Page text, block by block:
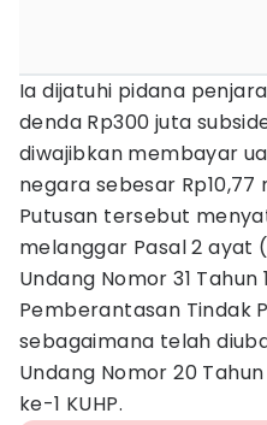
Ia dijatuhi pidana
denda Rp300 juta
diwajibkan membayar
negara sebesar Rp10,77
Putusan tersebut
melanggar Pasal 2 ayat
Undang Nomor 31 Tahun
Pemberantasan Tindak
sebagaimana telah
Undang Nomor 20
ke-1 KUHP.